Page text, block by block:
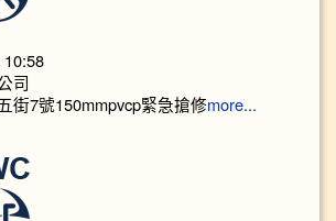
司
街7號150mmpvcp緊急搶修more...